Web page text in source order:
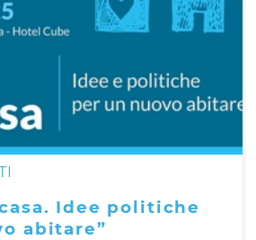
Idee politiche
abitare”